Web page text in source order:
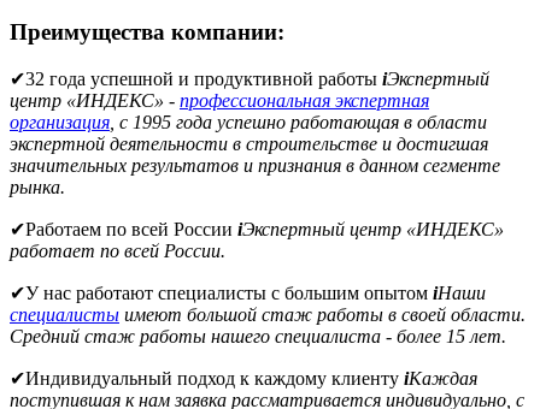
Преимущества компании:
✔32 года успешной и продуктивной работы iЭкспертный
центр «ИНДЕКС» - профессиональная экспертная
организация, с 1995 года успешно работающая в области
экспертной деятельности в строительстве и достигшая
значительных результатов и признания в данном сегменте
рынка.
✔Работаем по всей России iЭкспертный центр «ИНДЕКС»
работает по всей России.
✔У нас работают специалисты с большим опытом iНаши
специалисты имеют большой стаж работы в своей области.
Средний стаж работы нашего специалиста - более 15 лет.
✔Индивидуальный подход к каждому клиенту iКаждая
поступившая к нам заявка рассматривается индивидуально, с